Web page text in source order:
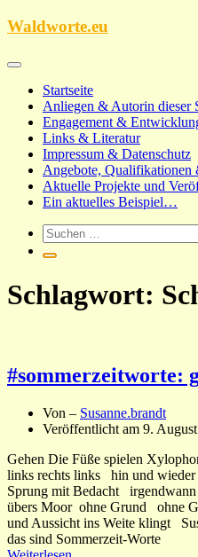
Zum
Waldworte.eu
Startseite
Anliegen & Autorin dieser
Engagement &
Links & Literatur
Impressum & Datenschutz
Angebote, Qualifikationen
Aktuelle Projekte und
Ein aktuelles Beispiel…
Schlagwort:
#sommerzeitworte:
Von – Susanne.brandt
Veröffentlicht am 9.
Gehen Die Füße spielen
links rechts links hin und wieder
Sprung mit Bedacht irgendwann
übers Moor ohne Grund ohne
und Aussicht ins Weite klingt
das sind Sommerzeit-Worte